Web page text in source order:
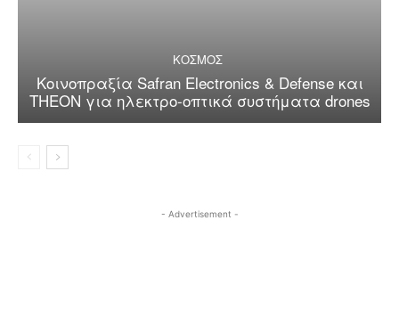
ΚΟΣΜΟΣ
Κοινοπραξία Safran Electronics & Defense και
THEON για ηλεκτρο-οπτικά συστήματα drones
- Advertisement -